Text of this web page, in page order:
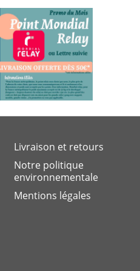
Livraison et retours
Notre politique
environnementale
Mentions légales